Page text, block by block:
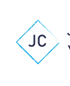
content